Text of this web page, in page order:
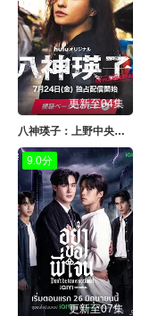
更新至04集
八神瑛子：上野中央署组织犯罪对策课
9.0分
更新至07集